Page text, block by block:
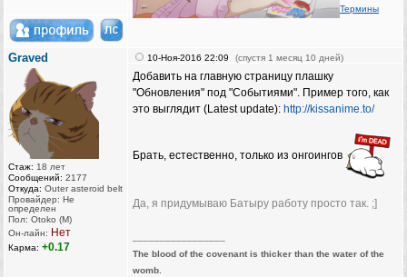
Термины
Graved
Стаж: 18 лет
Сообщений: 2177
Откуда: Outer asteroid belt
Провайдер: Не
определен
Пол: Otoko (M)
Он-лайн: Нет
Карма: +0.17
10-Ноя-2016 22:09 (спустя 1 месяц 10 дней)
Добавить на главную страницу плашку
"Обновления" под "Событиями". Пример того, как
это выглядит (Latest update): http://kissanime.to/
Брать, естественно, только из онгоингов
Да, я придумываю Батыру работу просто так. ;]
The blood of the covenant is thicker than the water of the
womb.